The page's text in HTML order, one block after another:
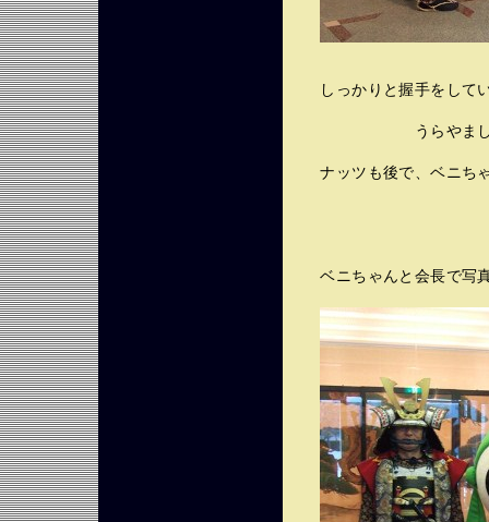
しっかりと握手をして
うらやましい
ナッツも後で、ベニち
ベニちゃんと会長で写